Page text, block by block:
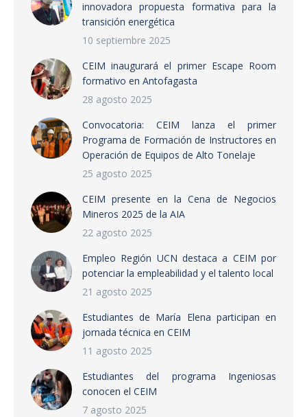
innovadora propuesta formativa para la
transición energética
10 septiembre 2025
CEIM inaugurará el primer Escape Room
formativo en Antofagasta
28 agosto 2025
Convocatoria: CEIM lanza el primer
Programa de Formación de Instructores en
Operación de Equipos de Alto Tonelaje
25 agosto 2025
CEIM presente en la Cena de Negocios
Mineros 2025 de la AIA
22 agosto 2025
Empleo Región UCN destaca a CEIM por
potenciar la empleabilidad y el talento local
21 agosto 2025
Estudiantes de María Elena participan en
jornada técnica en CEIM
11 agosto 2025
Estudiantes del programa Ingeniosas
conocen el CEIM
7 agosto 2025